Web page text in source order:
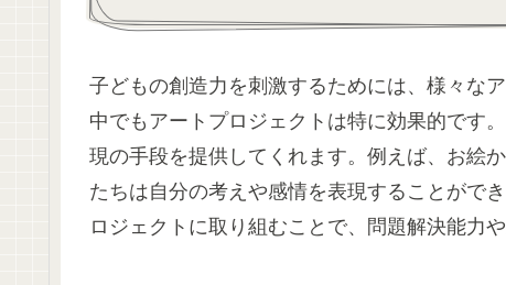
子どもの創造力を刺激するためには、様々な
中でもアートプロジェクトは特に効果的です
現の手段を提供してくれます。例えば、お絵
たちは自分の考えや感情を表現することがで
ロジェクトに取り組むことで、問題解決能力